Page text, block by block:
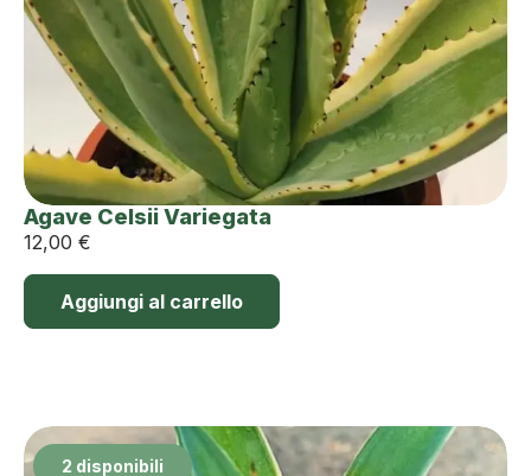
Agave Celsii Variegata
12,00 €
Aggiungi al carrello
2 disponibili